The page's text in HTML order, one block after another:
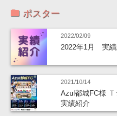
ポスター
2022/02/09
2022年1月 実績
2021/10/14
Azul都城FC様
実績紹介